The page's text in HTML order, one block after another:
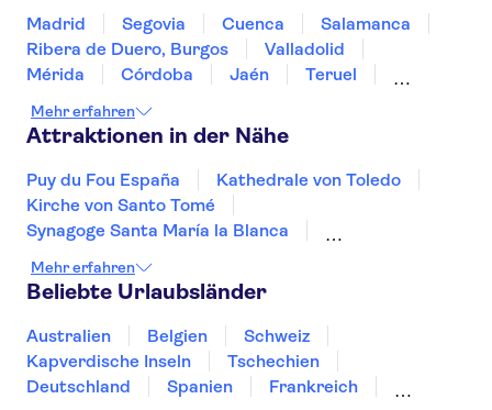
Madrid Segovia Cuenca
Salamanca
Ribera de Duero, Burgos
Valladolid
Mérida
Córdoba Jaén
Teruel
Mehr erfahren
Attraktionen in der Nähe
Puy du Fou España
Kathedrale von Toledo
Kirche von Santo Tomé
Synagoge Santa María la Blanca
Tren de Sóller
Teide
Kartause von Valldemossa
Puerto de Mogán
Kathedrale von Palma
Cofete Beach
Sagrada Familia
Dunes of Corralejo
Mehr erfahren
Beliebte Urlaubsländer
Australien Belgien
Schweiz
Kapverdische Inseln
Tschechien
Deutschland
Spanien
Frankreich